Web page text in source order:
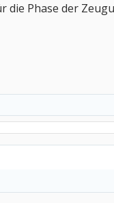
die Phase der